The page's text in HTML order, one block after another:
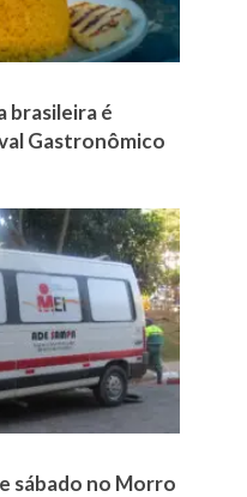
brasileira é
Gastronômico
sábado no Morro